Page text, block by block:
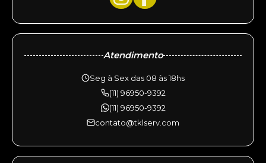
Atendimento
Seg à Sex das 08 às 18hs
(11) 96950-9392
(11) 96950-9392
contato@tklserv.com